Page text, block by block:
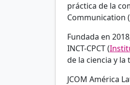
práctica de la
Communication
Fundada en
INCT-CPCT (
de la ciencia y la
JCOM América